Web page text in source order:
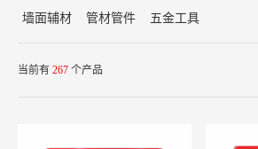
墙面辅材
管材管件 五金工具
当前有 267 个产品